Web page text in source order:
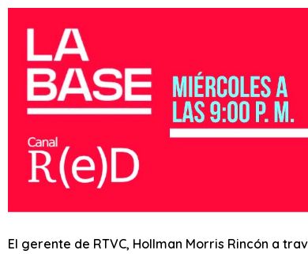
El gerente de RTVC, Hollman Morris Rincón a